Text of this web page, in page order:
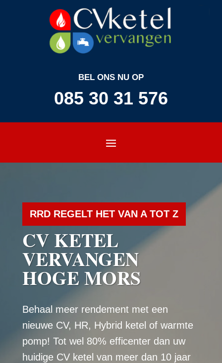
BEL ONS NU OP
085 30 31 576
RRD REGELT HET VAN A TOT Z
CV KETEL
VERVANGEN
HOGE MORS
Behaal meer rendement met een
nieuwe CV, HR, Hybrid ketel of warmte
pomp! Tot wel 80% efficenter dan uw
huidige CV ketel van meer dan 10 jaar